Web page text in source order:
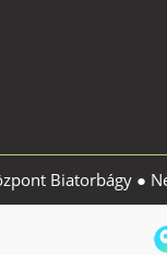
Biatorbágy ●